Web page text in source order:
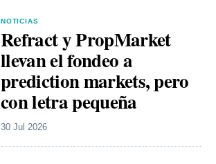
NOTICIAS
Refract y PropMarket
llevan el fondeo a
prediction markets, pero
con letra pequeña
30 Jul 2026